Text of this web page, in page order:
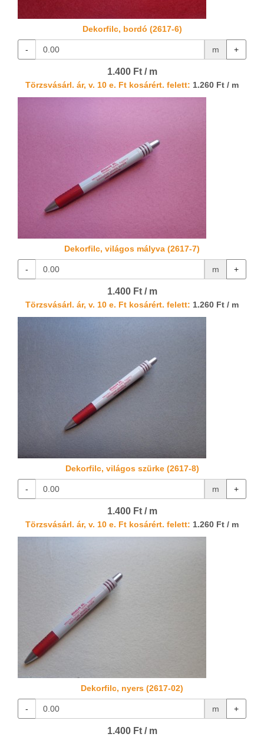
Dekorfilc, bordó (2617-6)
- m +
1.400 Ft / m
Törzsvásárl. ár, v. 10 e. Ft kosárért. felett: 1.260 Ft / m
Dekorfilc, világos mályva (2617-7)
- m +
1.400 Ft / m
Törzsvásárl. ár, v. 10 e. Ft kosárért. felett: 1.260 Ft / m
Dekorfilc, világos szürke (2617-8)
- m +
1.400 Ft / m
Törzsvásárl. ár, v. 10 e. Ft kosárért. felett: 1.260 Ft / m
Dekorfilc, nyers (2617-02)
- m +
1.400 Ft / m